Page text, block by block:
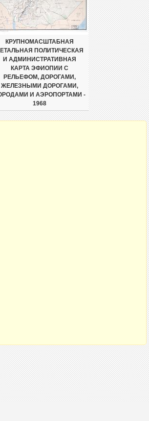
КРУПНОМАСШТАБНАЯ
ПОЛИТИЧЕСКАЯ
И АДМИНИСТРАТИВНАЯ
КАРТА ЭФИОПИИ С
РЕЛЬЕФОМ, ДОРОГАМИ,
ЖЕЛЕЗНЫМИ ДОРОГАМИ,
И АЭРОПОРТАМИ -
1968